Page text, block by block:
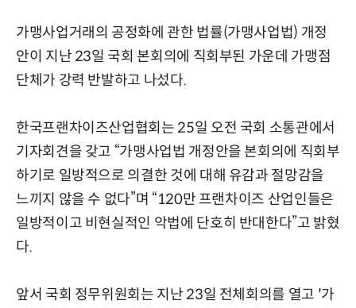
가맹사업거래의 공정화에 관한 법률(가맹사업법) 개정
안이 지난 23일 국회 본회의에 직회부된 가운데 가맹점
단체가 강력 반발하고 나섰다.
한국프랜차이즈산업협회는 25일 오전 국회 소통관에서
기자회견을 갖고 “가맹사업법 개정안을 본회의에 직회부
하기로 일방적으로 의결한 것에 대해 유감과 절망감을
느끼지 않을 수 없다”며 “120만 프랜차이즈 산업인들은
일방적이고 비현실적인 악법에 단호히 반대한다”고 밝혔
다.
앞서 국회 정무위원회는 지난 23일 전체회의를 열고 '가